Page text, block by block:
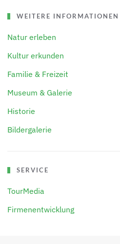
WEITERE INFORMATIONEN
Natur erleben
Kultur erkunden
Familie & Freizeit
Museum & Galerie
Historie
Bildergalerie
SERVICE
TourMedia
Firmenentwicklung